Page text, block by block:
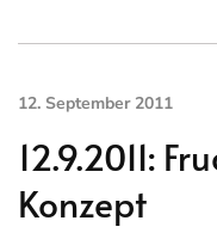
12. September 2011
12.9.2011:
Konzept